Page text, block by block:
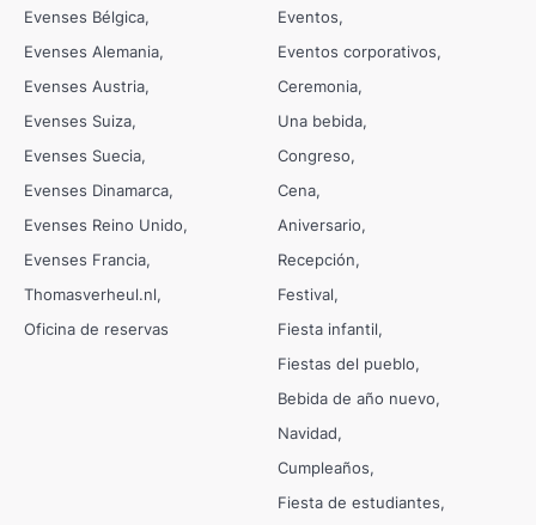
Evenses Bélgica
Evenses Alemania
Evenses Austria
Evenses Suiza
Evenses Suecia
Evenses Dinamarca
Evenses Reino Unido
Evenses Francia
Thomasverheul.nl
Oficina de reservas
Eventos
Eventos corporativos
Ceremonia
Una bebida
Congreso
Cena
Aniversario
Recepción
Festival
Fiesta infantil
Fiestas del pueblo
Bebida de año nuevo
Navidad
Cumpleaños
Fiesta de estudiantes